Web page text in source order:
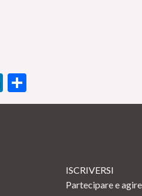
LinkedIn
ISCRIVERSI
Partecipare e